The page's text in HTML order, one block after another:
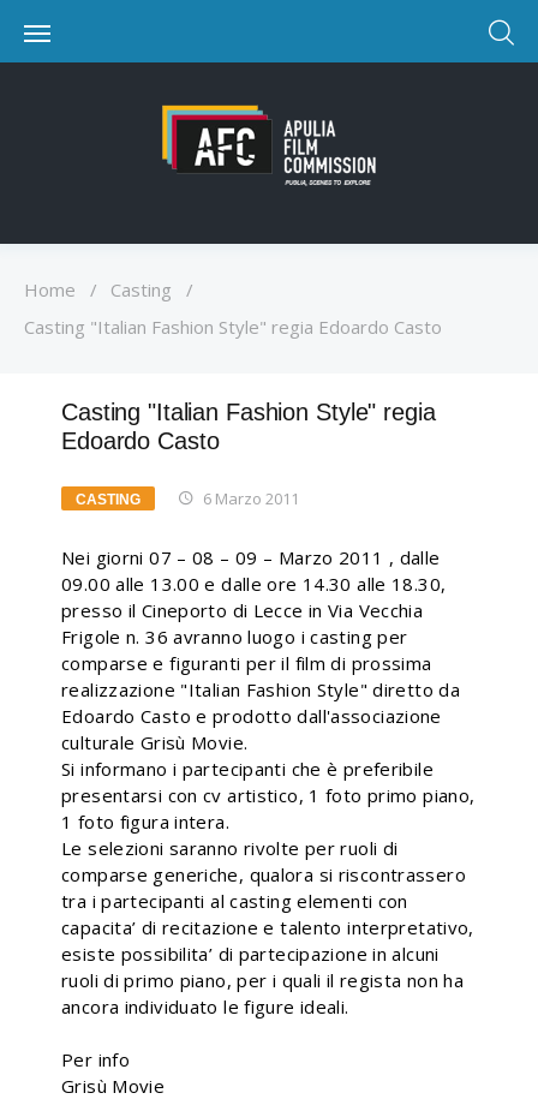
Home / Casting
/
Casting "Italian Fashion Style" regia Edoardo Casto
Casting "Italian Fashion Style" regia
Edoardo Casto
CASTING 6 Marzo 2011
Nei giorni 07 – 08 – 09 – Marzo 2011 , dalle
09.00 alle 13.00 e dalle ore 14.30 alle 18.30,
presso il Cineporto di Lecce in Via Vecchia
Frigole n. 36 avranno luogo i casting per
comparse e figuranti per il film di prossima
realizzazione "Italian Fashion Style" diretto da
Edoardo Casto e prodotto dall'associazione
culturale Grisù Movie.
Si informano i partecipanti che è preferibile
presentarsi con cv artistico, 1 foto primo piano,
1 foto figura intera.
Le selezioni saranno rivolte per ruoli di
comparse generiche, qualora si riscontrassero
tra i partecipanti al casting elementi con
capacita’ di recitazione e talento interpretativo,
esiste possibilita’ di partecipazione in alcuni
ruoli di primo piano, per i quali il regista non ha
ancora individuato le figure ideali.
Per info
Grisù Movie